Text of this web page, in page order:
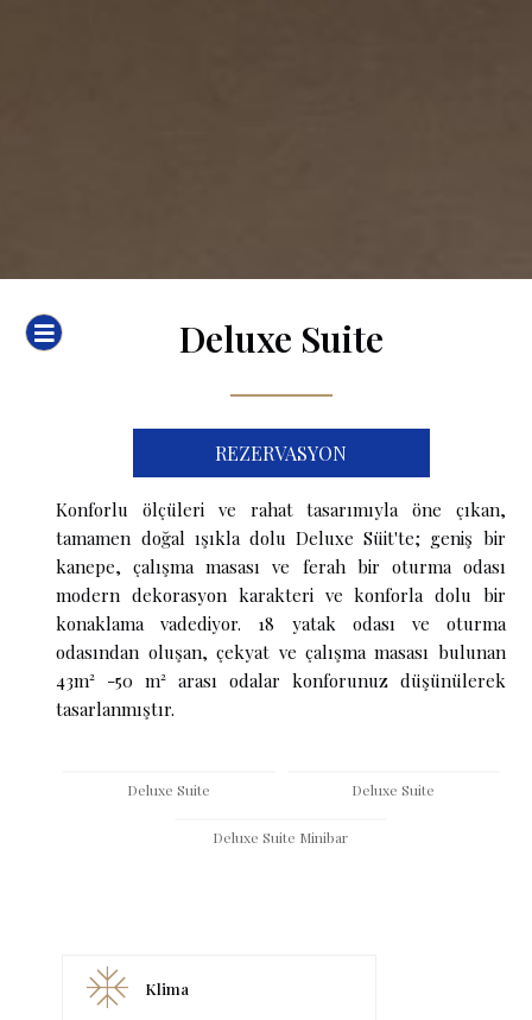
Deluxe Suite
REZERVASYON
Konforlu ölçüleri ve rahat tasarımıyla öne çıkan,
tamamen doğal ışıkla dolu Deluxe Süit'te; geniş bir
kanepe, çalışma masası ve ferah bir oturma odası
modern dekorasyon karakteri ve konforla dolu bir
konaklama vadediyor. 18 yatak odası ve oturma
odasından oluşan, çekyat ve çalışma masası bulunan
43m² -50 m² arası odalar konforunuz düşünülerek
tasarlanmıştır.
Deluxe Suite Deluxe Suite
Deluxe Suite Minibar
ac_unit Klima